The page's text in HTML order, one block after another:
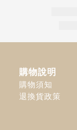
購物說明
購物須知
退換貨政策